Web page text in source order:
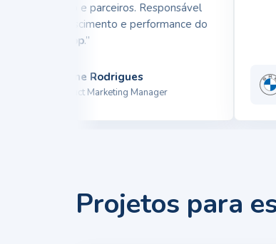
e parceiros. Responsável
pelo crescimento e performance do
Winne Rodrigues
Product Marketing Manager
Projetos para